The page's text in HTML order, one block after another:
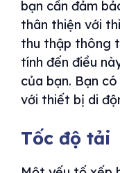
bạn cần đảm
thân thiện với
thu thập thông
tính đến điều
của bạn. Bạn
với thiết bị di
Tốc độ tải